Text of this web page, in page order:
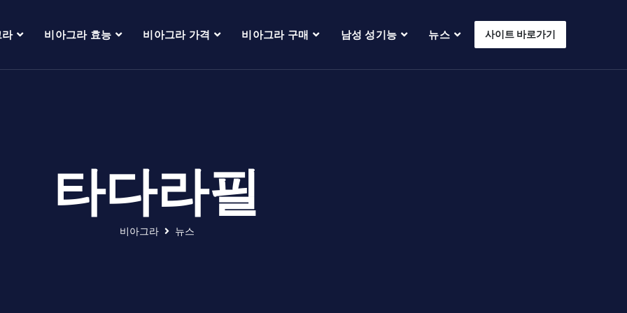
비아그라 효능 비아그라 가격 비아그라 구매 남성 성기능 뉴스 사이트 바로가기
타다라필
비아그라 뉴스